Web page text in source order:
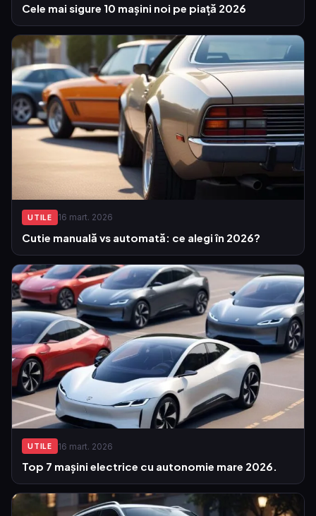
Cele mai sigure 10 mașini noi pe piață 2026
UTILE 16 mart. 2026
Cutie manuală vs automată: ce alegi în 2026?
UTILE 16 mart. 2026
Top 7 mașini electrice cu autonomie mare 2026.